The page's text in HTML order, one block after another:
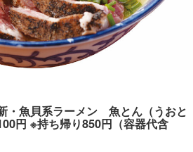
・魚貝系ラーメン 魚とん（うおと
円 ※持ち帰り850円（容器代含